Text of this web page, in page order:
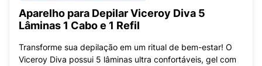
Aparelho para Depilar Viceroy Diva 5
Lâminas 1 Cabo e 1 Refil
Transforme sua depilação em um ritual de bem-estar! O
Viceroy Diva possui 5 lâminas ultra confortáveis, gel com